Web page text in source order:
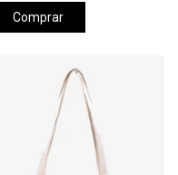
Comprar